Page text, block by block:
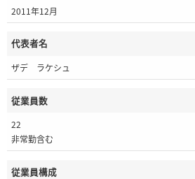
2011年12月
代表者名
ザデ ラケシュ
従業員数
22
非常勤含む
従業員構成